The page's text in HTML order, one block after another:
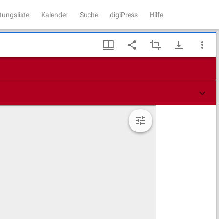
Kalender Suche digiPress Hilfe